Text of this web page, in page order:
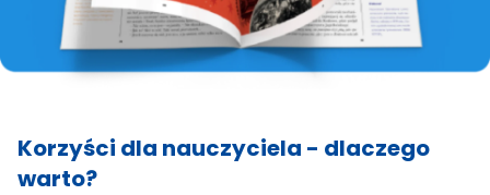
Korzyści dla nauczyciela - dlaczego
warto?